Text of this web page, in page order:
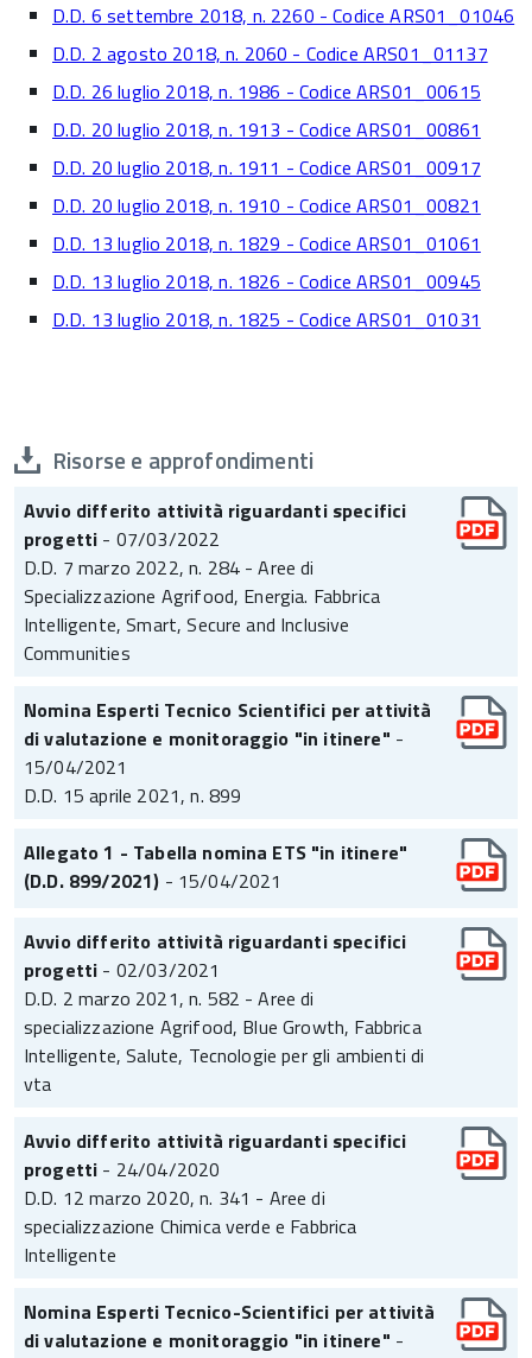
D.D. 6 settembre 2018, n. 2260 - Codice ARS01_01046
D.D. 2 agosto 2018, n. 2060 - Codice ARS01_01137
D.D. 26 luglio 2018, n. 1986 - Codice ARS01_00615
D.D. 20 luglio 2018, n. 1913 - Codice ARS01_00861
D.D. 20 luglio 2018, n. 1911 - Codice ARS01_00917
D.D. 20 luglio 2018, n. 1910 - Codice ARS01_00821
D.D. 13 luglio 2018, n. 1829 - Codice ARS01_01061
D.D. 13 luglio 2018, n. 1826 - Codice ARS01_00945
D.D. 13 luglio 2018, n. 1825 - Codice ARS01_01031
Risorse e approfondimenti
Avvio differito attività riguardanti specifici
progetti - 07/03/2022
D.D. 7 marzo 2022, n. 284 - Aree di
Specializzazione Agrifood, Energia. Fabbrica
Intelligente, Smart, Secure and Inclusive
Communities
Nomina Esperti Tecnico Scientifici per attività
di valutazione e monitoraggio "in itinere" -
15/04/2021
D.D. 15 aprile 2021, n. 899
Allegato 1 - Tabella nomina ETS "in itinere"
(D.D. 899/2021) - 15/04/2021
Avvio differito attività riguardanti specifici
progetti - 02/03/2021
D.D. 2 marzo 2021, n. 582 - Aree di
specializzazione Agrifood, Blue Growth, Fabbrica
Intelligente, Salute, Tecnologie per gli ambienti di
vta
Avvio differito attività riguardanti specifici
progetti - 24/04/2020
D.D. 12 marzo 2020, n. 341 - Aree di
specializzazione Chimica verde e Fabbrica
Intelligente
Nomina Esperti Tecnico-Scientifici per attività
di valutazione e monitoraggio "in itinere" -